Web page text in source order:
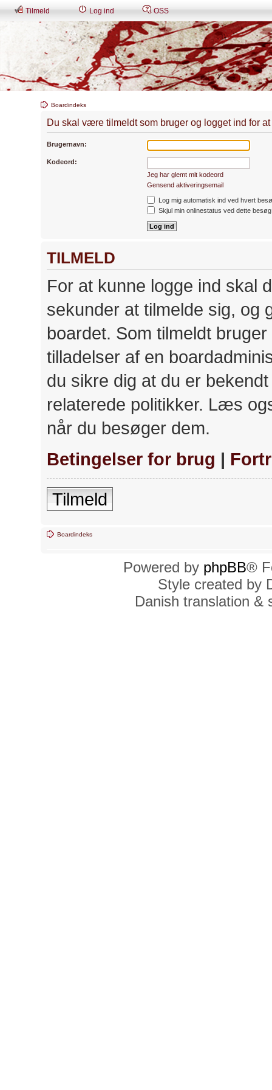
Tilmeld Log ind OSS
Boardindeks
Du skal være tilmeldt som bruger og logget ind for at
Brugernavn:
Kodeord:
Jeg har glemt mit kodeord
Gensend aktiveringsemail
Log mig automatisk ind ved hvert
Skjul min onlinestatus ved dette besøg
TILMELD
For at kunne logge ind skal
sekunder at tilmelde sig, og
boardet. Som tilmeldt
tilladelser af en
du sikre dig at du er
relaterede politikker. Læs
når du besøger dem.
Betingelser for brug |
Tilmeld
Boardindeks
Powered by phpBB®
Style created by
Danish translation &